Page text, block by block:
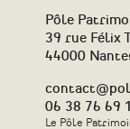
Pôle
39 rue Félix
44000
06 38 76 69
Le Pôle